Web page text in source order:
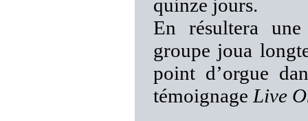
quinze jours.
En résultera
groupe joua
point d’orgue
témoignage Live